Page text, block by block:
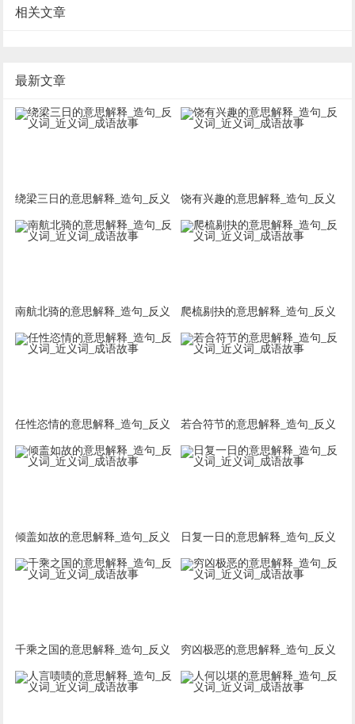
相关文章
最新文章
绕梁三日的意思解释_造句_反义
词_近义词_成语故事
饶有兴趣的意思解释_造句_反义
词_近义词_成语故事
南航北骑的意思解释_造句_反义
词_近义词_成语故事
爬梳剔抉的意思解释_造句_反义
词_近义词_成语故事
任性恣情的意思解释_造句_反义
词_近义词_成语故事
若合符节的意思解释_造句_反义
词_近义词_成语故事
倾盖如故的意思解释_造句_反义
词_近义词_成语故事
日复一日的意思解释_造句_反义
词_近义词_成语故事
千乘之国的意思解释_造句_反义
词_近义词_成语故事
穷凶极恶的意思解释_造句_反义
词_近义词_成语故事